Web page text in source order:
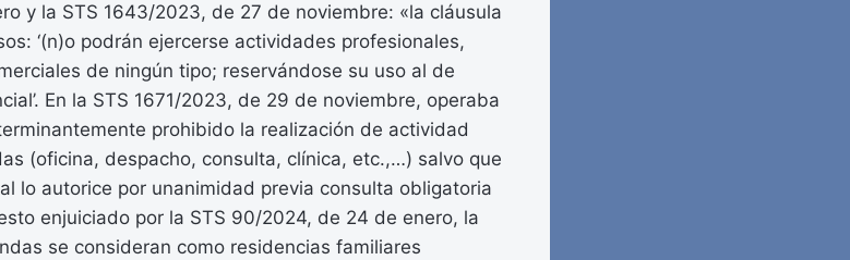
y la STS 1643/2023, de 27 de noviembre: «la cláusula
‘(n)o podrán ejercerse actividades profesionales,
de ningún tipo; reservándose su uso al de
En la STS 1671/2023, de 29 de noviembre, operaba
prohibido la realización de actividad
(oficina, despacho, consulta, clínica, etc.,…) salvo que
lo autorice por unanimidad previa consulta obligatoria
enjuiciado por la STS 90/2024, de 24 de enero, la
se consideran como residencias familiares